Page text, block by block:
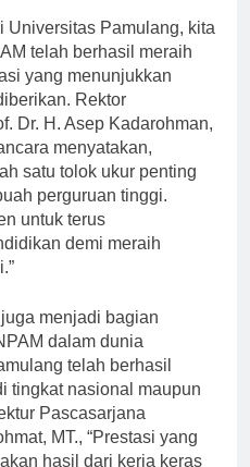
Pamulang, kita
telah berhasil meraih
yang menunjukkan
Rektor
Dr. H. Asep Kadarohman,
menyatakan,
satu tolok ukur penting
perguruan tinggi.
untuk terus
demi meraih
menjadi bagian
dalam dunia
telah berhasil
tingkat nasional maupun
Pascasarjana
MT., “Prestasi yang